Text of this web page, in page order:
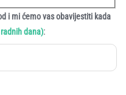
i mi ćemo vas obavijestiti kada
dana):